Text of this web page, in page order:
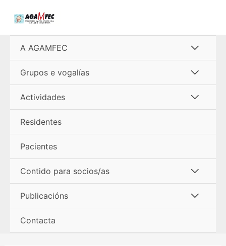
A AGAMFEC
menú
Grupos e vogalías
menú
Actividades
Residentes
Pacientes
Contido para socios/as
menú
Publicacións
Contacta